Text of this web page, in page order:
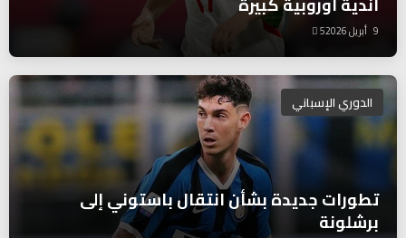
9 أبريل 2026 5
الدوري الإسباني
تطورات جديدة بشأن انتقال باستوني إلى
برشلونة